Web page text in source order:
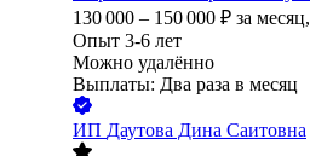
130 000 – 150 000 ₽ за месяц,
Опыт 3-6 лет
Можно удалённо
Выплаты: Два раза в месяц
ИП Даутова Дина Саитовна